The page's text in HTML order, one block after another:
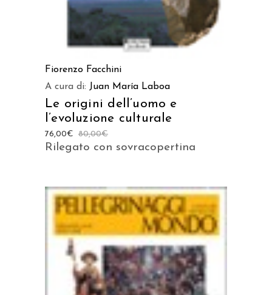
Fiorenzo Facchini
A cura di: Juan María Laboa
Le origini dell’uomo e
l’evoluzione culturale
80,00€
76,00€
Rilegato con sovracopertina